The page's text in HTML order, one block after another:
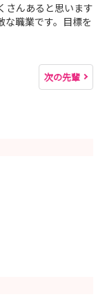
さんあると思います
な職業です。目標を
次の先輩